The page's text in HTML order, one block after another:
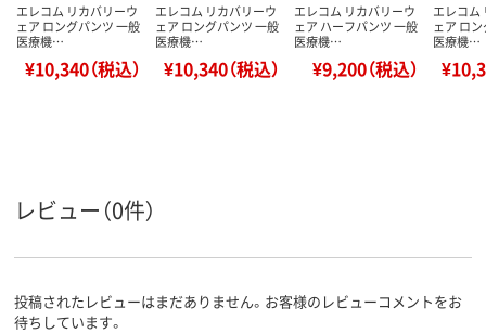
エレコム リカバリーウ
ェア ロングパンツ 一般
医療機…
¥10,340（税込）
エレコム リカバリーウ
ェア ロングパンツ 一般
医療機…
¥10,340（税込）
エレコム リカバリーウ
ェア ハーフパンツ 一般
医療機…
¥9,200（税込）
エレコム
ェア ロ
医療機…
レビュー（0件）
投稿されたレビューはまだありません。お客様のレビューコメントをお
待ちしています。